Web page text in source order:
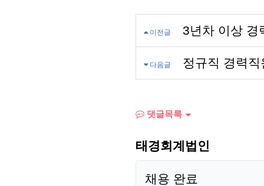
이전글 3년차 이상 경
다음글 정규직 경력
댓글목록
태경회계법인
채용 완료